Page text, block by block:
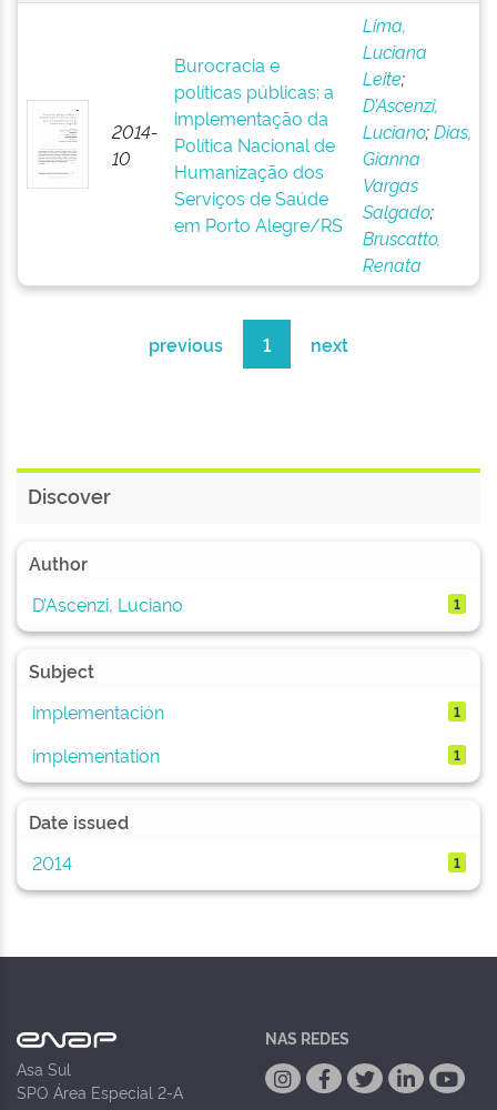
2014-
10
Burocracia e
políticas públicas: a
implementação da
Política Nacional de
Humanização dos
Serviços de Saúde
em Porto Alegre/RS
Lima,
Luciana
Leite;
D’Ascenzi,
Luciano;Dias,
Gianna
Vargas
Salgado;
Bruscatto,
Renata
previous 1 next
Discover
Author
D’Ascenzi, Luciano
1
Subject
implementación
1
implementation 1
Date issued
2014
1
Asa Sul
SPO Área Especial 2-A
NAS REDES